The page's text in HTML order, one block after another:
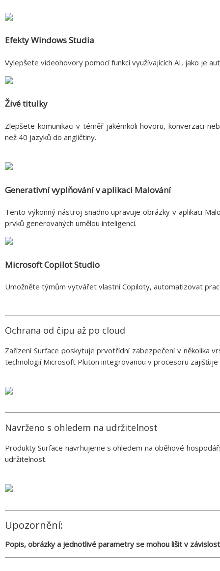
Efekty Windows Studia
Vylepšete videohovory pomocí funkcí využívajících AI, jako je
Živé titulky
Zlepšete komunikaci v téměř jakémkoli hovoru, konverzaci
než 40 jazyků do angličtiny.
Generativní vyplňování v aplikaci Malování
Tento výkonný nástroj snadno upravuje obrázky v aplikaci
prvků generovaných umělou inteligencí.
Microsoft Copilot Studio
Umožněte týmům vytvářet vlastní Copiloty, automatizovat
Ochrana od čipu až po cloud
Zařízení Surface poskytuje prvotřídní zabezpečení v několika
technologií Microsoft Pluton integrovanou v procesoru zajišťuje
Navrženo s ohledem na udržitelnost
Produkty Surface navrhujeme s ohledem na oběhové
udržitelnost.
Upozornění:
Popis, obrázky a jednotlivé parametry se mohou lišit v